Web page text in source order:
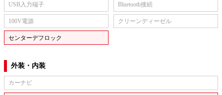
USB入力端子 Bluetooth接続
100V電源 クリーンディーゼル
センターデフロック
外装・内装
カーナビ